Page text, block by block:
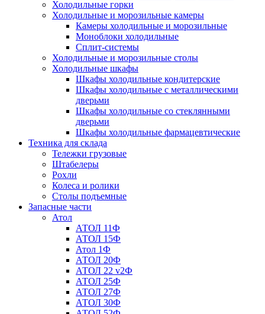
Холодильные горки
Холодильные и морозильные камеры
Камеры холодильные и морозильные
Моноблоки холодильные
Сплит-системы
Холодильные и морозильные столы
Холодильные шкафы
Шкафы холодильные кондитерские
Шкафы холодильные с металлическими
дверьми
Шкафы холодильные со стеклянными
дверьми
Шкафы холодильные фармацевтические
Техника для склада
Тележки грузовые
Штабелеры
Рохли
Колеса и ролики
Столы подъемные
Запасные части
Атол
АТОЛ 11Ф
АТОЛ 15Ф
Атол 1Ф
АТОЛ 20Ф
АТОЛ 22 v2Ф
АТОЛ 25Ф
АТОЛ 27Ф
АТОЛ 30Ф